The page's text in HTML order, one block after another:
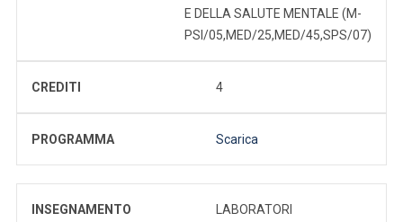
E DELLA SALUTE MENTALE (M-
PSI/05,MED/25,MED/45,SPS/07)
CREDITI 4
PROGRAMMA Scarica
INSEGNAMENTO
LABORATORI